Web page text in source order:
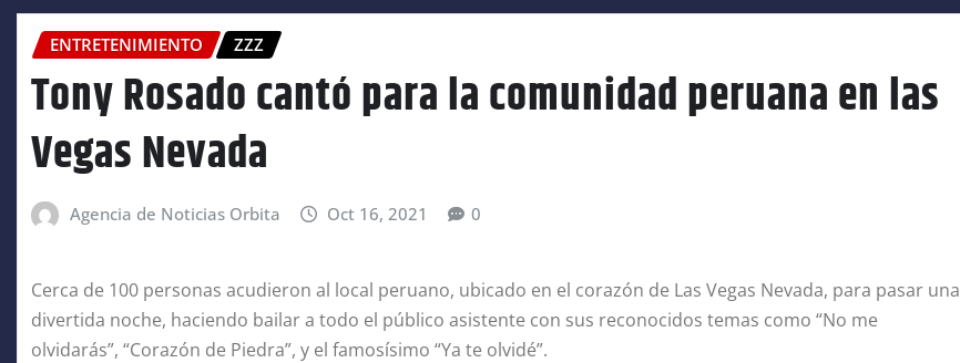
ENTRETENIMIENTO ZZZ
Tony Rosado cantó para la comunidad peruana en las
Vegas Nevada
Agencia de Noticias Orbita Oct 16, 2021 0
Cerca de 100 personas acudieron al local peruano, ubicado en el corazón de Las Vegas Nevada, para pasar una
divertida noche, haciendo bailar a todo el público asistente con sus reconocidos temas como “No me
olvidarás”, “Corazón de Piedra”, y el famosísimo “Ya te olvidé”.